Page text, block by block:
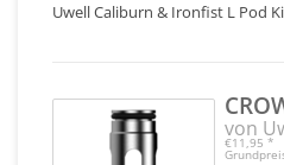
Uwell Caliburn & Ironfist L Pod
von
€11,95 *